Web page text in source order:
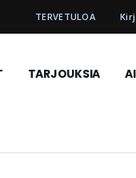
TERVETULOA
TARJOUKSIA